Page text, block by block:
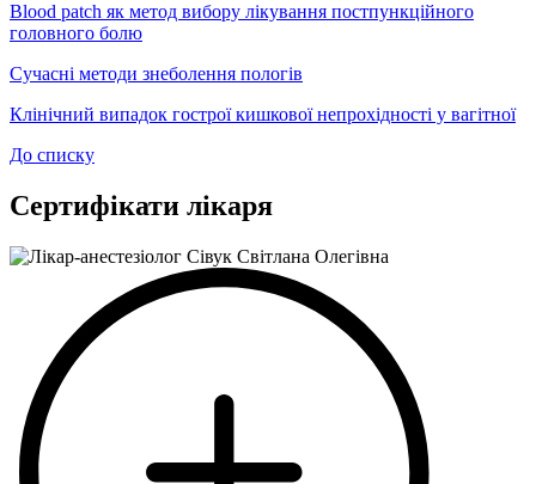
Blood patch як метод вибору лікування постпункційного
головного болю
Сучасні методи знеболення пологів
Клінічний випадок гострої кишкової непрохідності у вагітної
До списку
Сертифікати лікаря